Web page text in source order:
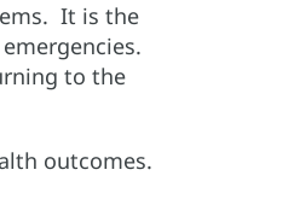
It is the
to the
outcomes.